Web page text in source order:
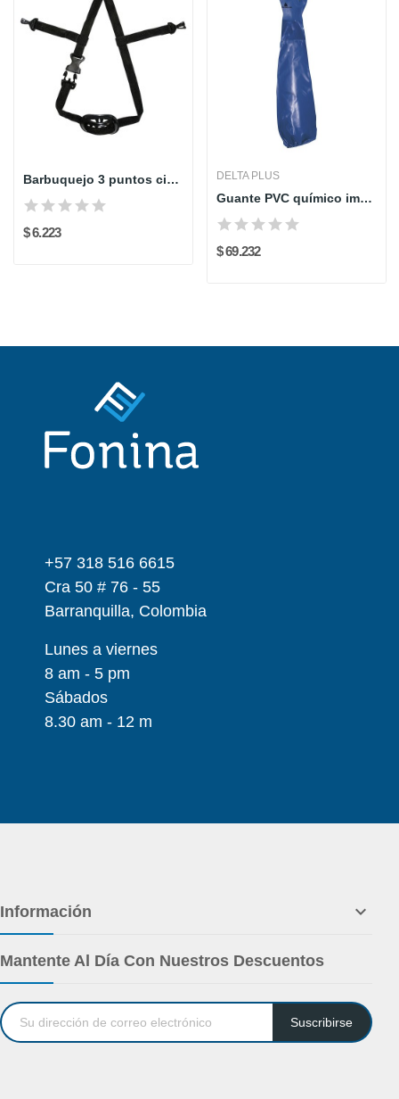
Barbuquejo 3 puntos cinta rígida
$ 6.223
DELTA PLUS
Guante PVC químico impregnado sobre soporte de...
$ 69.232
+57 318 516 6615
Cra 50 # 76 - 55
Barranquilla, Colombia
Lunes a viernes
8 am - 5 pm
Sábados
8.30 am - 12 m
Información 
Mantente Al Día Con Nuestros Descuentos
Suscribirse